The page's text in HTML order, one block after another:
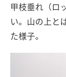
甲枝垂れ（ロ
い。山の上と
た様子。